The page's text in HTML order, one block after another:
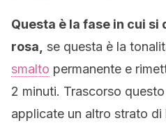
Questa è la fase in cui
rosa, se questa è la
smalto permanente e
2 minuti. Trascorso
applicate un altro strato di